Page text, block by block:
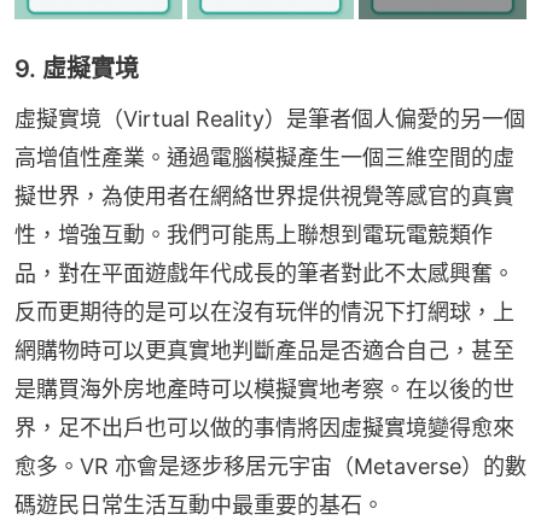
9. 虛擬實境
虛擬實境（Virtual Reality）是筆者個人偏愛的另一個
高增值性產業。通過電腦模擬產生一個三維空間的虛
擬世界，為使用者在網絡世界提供視覺等感官的真實
性，增強互動。我們可能馬上聯想到電玩電競類作
品，對在平面遊戲年代成長的筆者對此不太感興奮。
反而更期待的是可以在沒有玩伴的情況下打網球，上
網購物時可以更真實地判斷產品是否適合自己，甚至
是購買海外房地產時可以模擬實地考察。在以後的世
界，足不出戶也可以做的事情將因虛擬實境變得愈來
愈多。VR 亦會是逐步移居元宇宙（Metaverse）的數
碼遊民日常生活互動中最重要的基石。